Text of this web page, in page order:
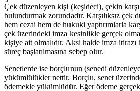
Çek düzenleyen kişi (keşideci), çekin
bulundurmak zorundadır. Karşılıksız çek
hem cezai hem de hukuki yaptırımlarla
çek üzerindeki imza kesinlikle gerçek
kişiye ait olmalıdır. Aksi halde imza
süreç başlatılmasına sebep olur.
Senetlerde ise borçlunun (senedi
yükümlülükler nettir. Borçlu, senet
ödemekle yükümlüdür. Eğer ödeme